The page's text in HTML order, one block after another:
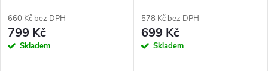
660 Kč bez DPH
799 Kč
Skladem
578 Kč bez DPH
699 Kč
Skladem